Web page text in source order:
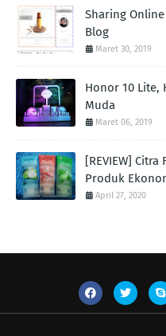
Sharing
Blog
Maret 30, 2019
Honor 10 Lite,
Muda
Maret 06, 2019
[REVIEW]
Produk
April 27, 2020